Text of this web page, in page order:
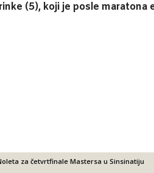
(5), koji je posle maratona
za četvrtfinale Mastersa u Sinsinatiju